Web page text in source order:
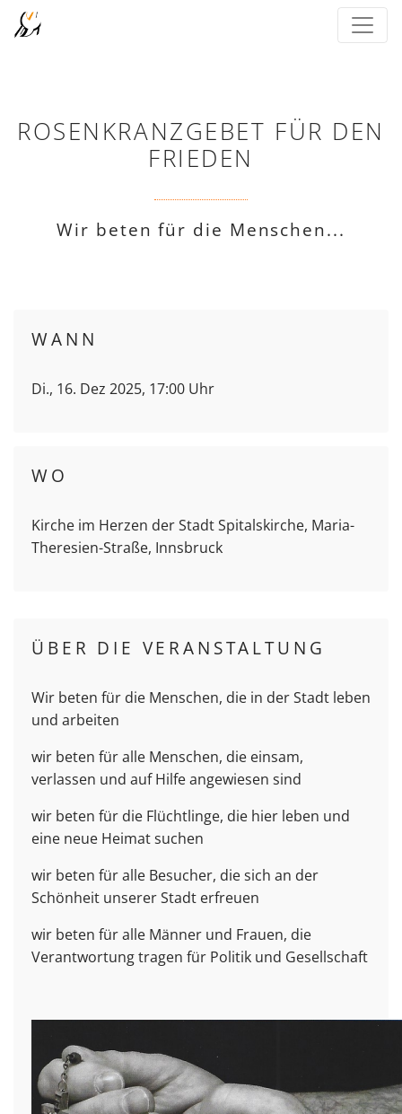
ROSENKRANZGEBET FÜR DEN
FRIEDEN
Wir beten für die Menschen...
WANN
Di., 16. Dez 2025, 17:00 Uhr
WO
Kirche im Herzen der Stadt Spitalskirche, Maria-
Theresien-Straße, Innsbruck
ÜBER DIE VERANSTALTUNG
Wir beten für die Menschen, die in der Stadt leben
und arbeiten
wir beten für alle Menschen, die einsam,
verlassen und auf Hilfe angewiesen sind
wir beten für die Flüchtlinge, die hier leben und
eine neue Heimat suchen
wir beten für alle Besucher, die sich an der
Schönheit unserer Stadt erfreuen
wir beten für alle Männer und Frauen, die
Verantwortung tragen für Politik und Gesellschaft